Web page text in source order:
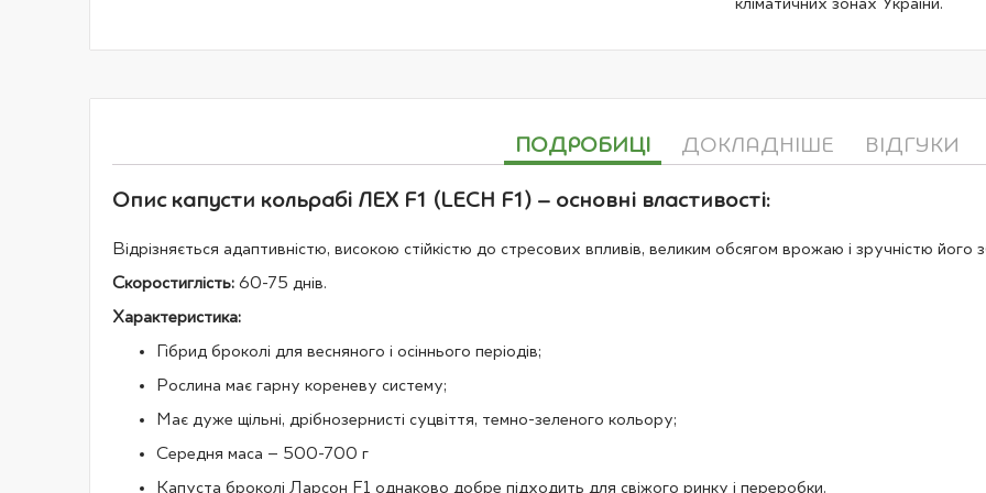
кліматичних зонах України.
ПОДРОБИЦІ
Опис капусти кольрабі ЛЕХ F1 (LECH F1) – основні властивості:
Відрізняється адаптивністю, високою стійкістю до стресових впливів, великим обсягом врожаю і зручністю його
Скоростиглість: 60-75 днів.
Характеристика:
Гібрид броколі для весняного і осіннього періодів;
Рослина має гарну кореневу систему;
Має дуже щільні, дрібнозернисті суцвіття, темно-зеленого кольору;
Середня маса – 500-700 г
Капуста броколі Ларсон F1 однаково добре підходить для свіжого ринку і переробки.
ДОКЛАДНІШЕ ВІДГУКИ